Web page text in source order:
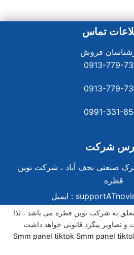
تماس
0913-779-
0913-779-
0991-331-8
شرکت
صنعتی نجف آباد ، شرکت نوین
قطره
ایمیل :
به شرکت نوین قطره می باشد ، لذا
Smm panel tiktok Smm panel